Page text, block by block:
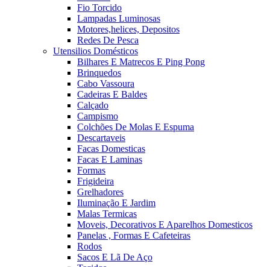
Fio Torcido
Lampadas Luminosas
Motores,helices, Depositos
Redes De Pesca
Utensilios Domésticos
Bilhares E Matrecos E Ping Pong
Brinquedos
Cabo Vassoura
Cadeiras E Baldes
Calçado
Campismo
Colchões De Molas E Espuma
Descartaveis
Facas Domesticas
Facas E Laminas
Formas
Frigideira
Grelhadores
Iluminação E Jardim
Malas Termicas
Moveis, Decorativos E Aparelhos Domesticos
Panelas , Formas E Cafeteiras
Rodos
Sacos E Lã De Aço